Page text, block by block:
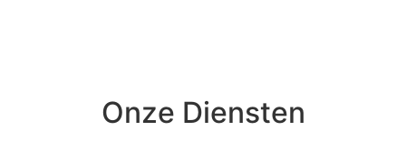
Onze Diensten